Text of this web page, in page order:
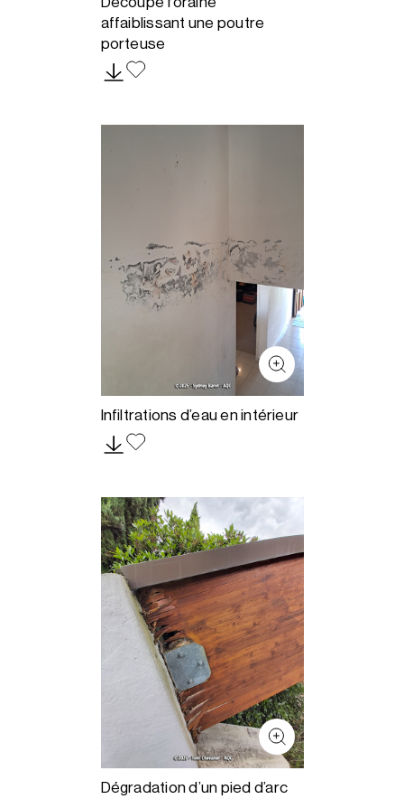
affaiblissant une poutre
porteuse
Infiltrations d’eau en intérieur
Dégradation d’un pied d’arc